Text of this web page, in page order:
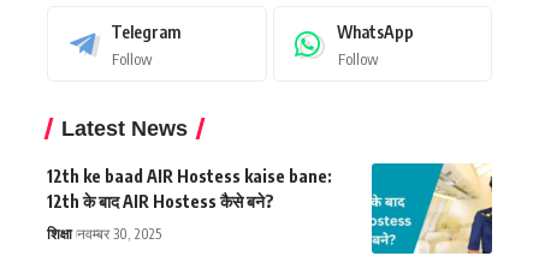
Telegram
Follow
WhatsApp
Follow
Latest News
12th ke baad AIR Hostess kaise bane:
12th के बाद AIR Hostess कैसे बने?
शिक्षा नवम्बर 30, 2025